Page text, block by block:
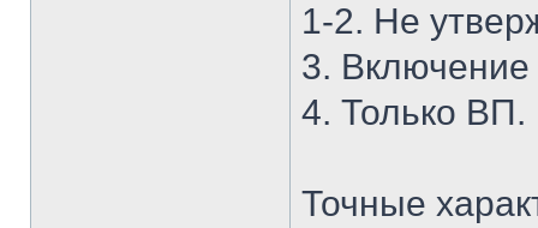
1-2. Не
3.
4. Только ВП.
Точные